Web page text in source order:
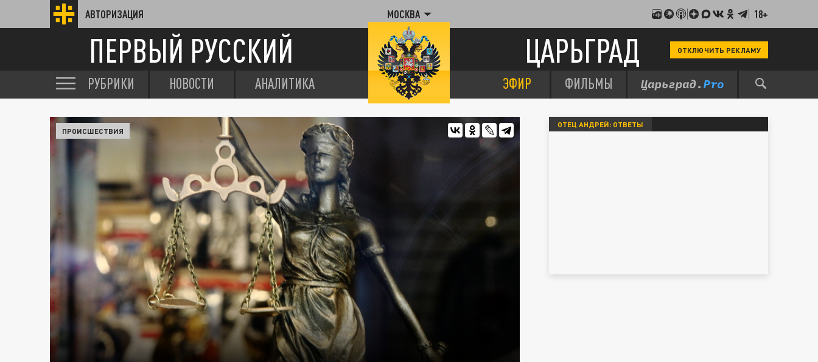
АВТОРИЗАЦИЯ МОСКВА 18+
ПЕРВЫЙ РУССКИЙ ЦАРЬГРАД ОТКЛЮЧИТЬ РЕКЛАМУ
РУБРИКИ НОВОСТИ АНАЛИТИКА ЭФИР ФИЛЬМЫ
ПРОИСШЕСТВИЯ
ОТЕЦ АНДРЕЙ: ОТВЕТЫ